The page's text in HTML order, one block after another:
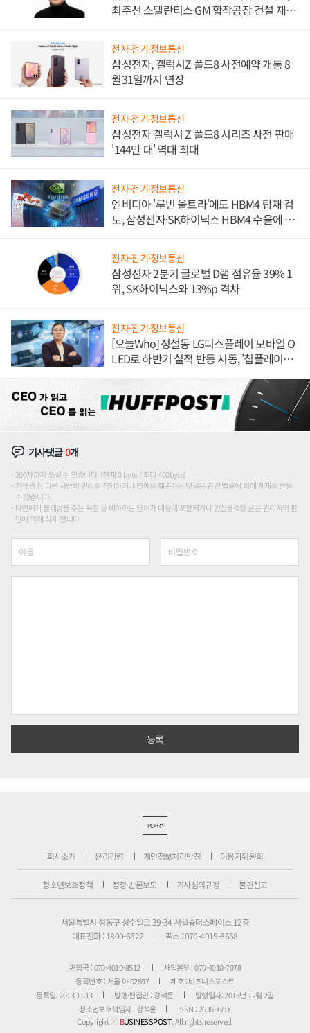
최주선 스텔란티스·GM 합작공장 건설 재추
전자·전기·정보통신
삼성전자, 갤럭시Z 폴드8 사전예약 개통 8
월31일까지 연장
전자·전기·정보통신
삼성전자 갤럭시 Z 폴드8 시리즈 사전 판매
'144만 대' 역대 최대
전자·전기·정보통신
엔비디아 '루빈 울트라'에도 HBM4 탑재 검
토, 삼성전자·SK하이닉스 HBM4 수율에 주
전자·전기·정보통신
삼성전자 2분기 글로벌 D램 점유율 39% 1
위, SK하이닉스와 13%p 격차
전자·전기·정보통신
[오늘Who] 정철동 LG디스플레이 모바일 O
LED로 하반기 실적 반등 시동, '칩플레이
기사댓글0개
200자까지 쓰실 수 있습니다. (현재 0 byte / 최대 400byte)
저작권 등 다른 사람의 권리를 침해하거나 명예를 훼손하는 댓글은 관련 법률에 의해 제재를 받을
수 있습니다.
타인에게 불쾌감을 주는 욕설 등 비하하는 단어가 내용에 포함되거나 인신공격성 글은 관리자의 판
단에 의해 삭제 합니다.
PC버전
회사소개 윤리강령 개인정보처리방침 이용자위원회
청소년보호정책 정정·반론보도 기사심의규정 불편신고
서울특별시 성동구 성수일로 39-34 서울숲더스페이스 12층
대표전화 : 1800-6522
팩스 : 070-4015-8658
편집국 : 070-4010-8512
사업본부 : 070-4010-7078
등록번호 : 서울 아 02897
제호 : 비즈니스포스트
등록일: 2013.11.13
발행·편집인 : 강석운
발행일자: 2013년 12월 2일
청소년보호책임자 : 강석운
ISSN : 2636-171X
Copyright ⓒBUSINESSPOST. All rights reserved.